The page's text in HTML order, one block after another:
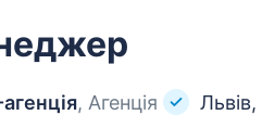
, Агенція Львів,